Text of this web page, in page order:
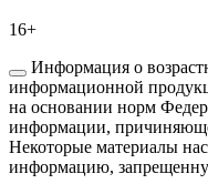
16+
Информация о
информационной
на основании норм
информации,
Некоторые материалы
информацию,